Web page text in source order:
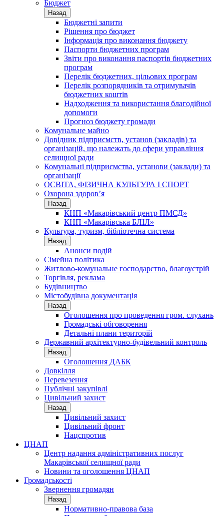
Бюджет
Назад
Бюджетні запити
Рішення про бюджет
Інформація про виконання бюджету
Паспорти бюджетних програм
Звіти про виконання паспортів бюджетних
програм
Перелік бюджетних, цільових програм
Перелік розпорядників та отримувачів
бюджетних коштів
Надходження та використання благодійної
допомоги
Прогноз бюджету громади
Комунальне майно
Довідник підприємств, установ (закладів) та
організацій, що належать до сфери управління
селищної ради
Комунальні підприємства, установи (заклади) та
організації
ОСВІТА, ФІЗИЧНА КУЛЬТУРА І СПОРТ
Охорона здоров’я
Назад
КНП «Макарівський центр ПМСД»
КНП «Макарівська БЛІЛ»
Культура, туризм, бібліотечна система
Назад
Анонси подій
Сімейна політика
Житлово-комунальне господарство, благоустрій
Торгівля, реклама
Будівництво
Містобудівна документація
Назад
Оголошення про проведення гром. слухань
Громадські обговорення
Детальні плани територій
Державний архітектурно-будівельний контроль
Назад
Оголошення ДАБК
Довкілля
Перевезення
Публічні закупівлі
Цивільний захист
Назад
Цивільний захист
Цивільний фронт
Нацспротив
ЦНАП
Центр надання адміністративних послуг
Макарівської селищної ради
Новини та оголошення ЦНАП
Громадськості
Звернення громадян
Назад
Нормативно-правова база